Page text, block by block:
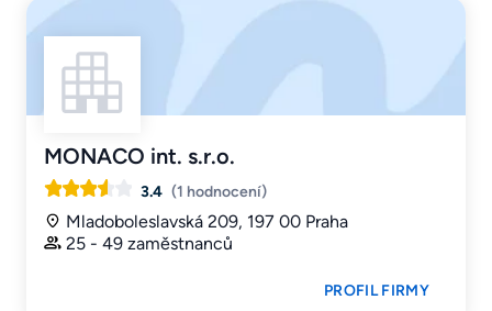
MONACO int. s.r.o.
3.4 (1 hodnocení)
Mladoboleslavská 209, 197 00 Praha
25 - 49 zaměstnanců
PROFIL FIRMY